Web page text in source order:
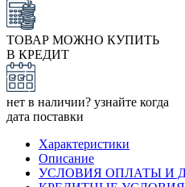
ТОВАР МОЖНО КУПИТЬ
В КРЕДИТ
нет в наличии? узнайте когда
дата поставки
Характеристики
Описание
УСЛОВИЯ ОПЛАТЫ И